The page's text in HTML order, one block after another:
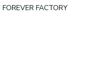
FACTORY